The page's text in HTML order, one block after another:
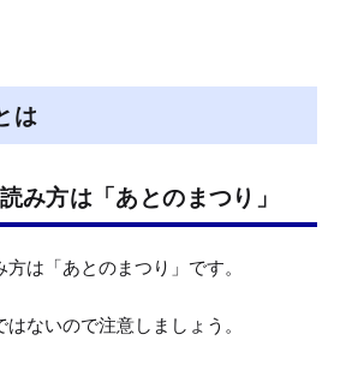
は
み方は「あとのまつり」
方は「あとのまつり」です。
はないので注意しましょう。